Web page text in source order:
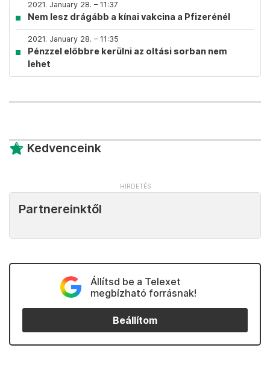
2021. January 28. – 11:37
Nem lesz drágább a kínai vakcina a Pfizerénél
2021. January 28. – 11:35
Pénzzel előbbre kerülni az oltási sorban nem
lehet
Kedvenceink
Partnereinktől
Állítsd be a Telexet
megbízható forrásnak!
Beállítom